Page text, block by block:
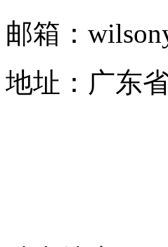
邮箱：
地址：广东